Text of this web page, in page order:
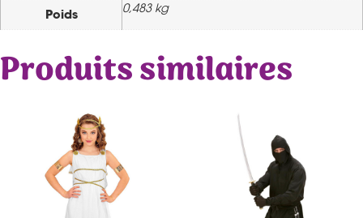
Poids 0,483 kg
Produits similaires